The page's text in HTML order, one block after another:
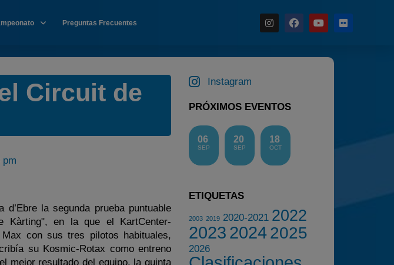
Calendario
Campeonato
Preguntas Frecuentes
Circuit de
pm
la segunda prueba puntuable
Kàrting", en la que el KartCenter-
con sus tres pilotos habituales,
su Kosmic-Rotax como entreno
mejor resultado del equipo, la quinta
Instagram
PRÓXIMOS EVENTOS
06
SEP
20
SEP
18
OCT
ETIQUETAS
2003 2019 2020-2021 2022
2023 20242025
2026